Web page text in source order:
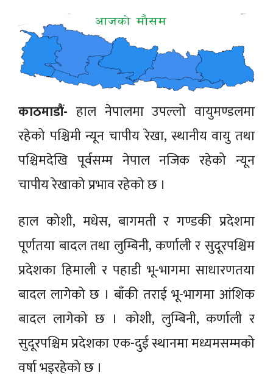
काठमाडौं- हाल नेपालमा उपल्लो वायुमण्डलमा
रहेको पश्चिमी न्यून चापीय रेखा, स्थानीय वायु तथा
पश्चिमदेखि पूर्वसम्म नेपाल नजिक रहेको न्यून
चापीय रेखाको प्रभाव रहेको छ ।
हाल कोशी, मधेस, बागमती र गण्डकी प्रदेशमा
पूर्णतया बादल तथा लुम्बिनी, कर्णाली र सुदूरपश्चिम
प्रदेशका हिमाली र पहाडी भू-भागमा साधारणतया
बादल लागेको छ । बाँकी तराई भू-भागमा आंशिक
बादल लागेको छ । कोशी, लुम्बिनी, कर्णाली र
सुदूरपश्चिम प्रदेशका एक-दुई स्थानमा मध्यमसम्मको
वर्षा भइरहेको छ ।